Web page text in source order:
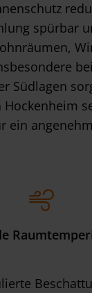
spürbar
Südlagen
Hockenheim
ein